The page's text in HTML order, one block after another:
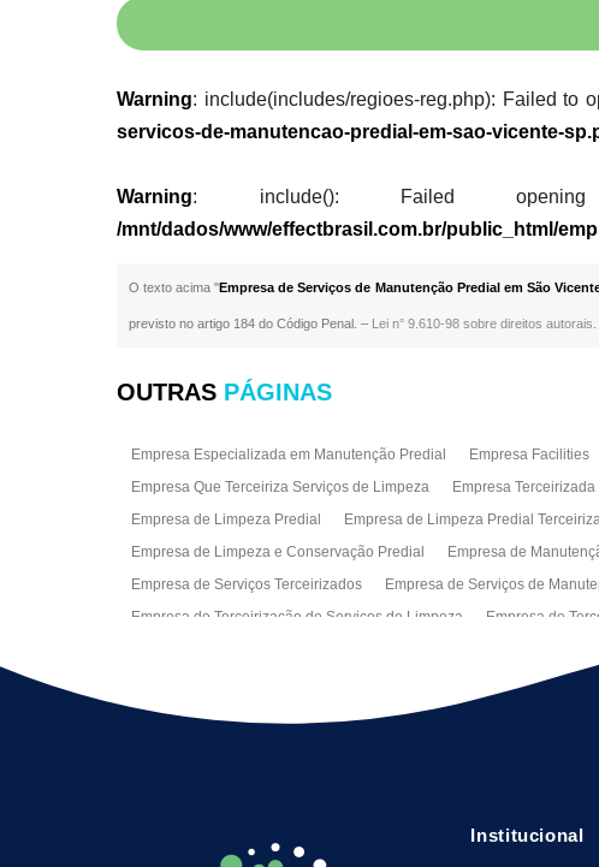
Warning: include(includes/regioes-reg.php): Failed to
servicos-de-manutencao-predial-em-sao-vicente-
Warning: include(): Failed opening
/mnt/dados/www/effectbrasil.com.br/public_html/
O texto acima "Empresa de Serviços de Manutenção Predial em São
previsto no artigo 184 do Código Penal. – Lei n° 9.610-98 sobre direitos autorais
OUTRAS PÁGINAS
Empresa Especializada em Manutenção Predial Empresa Facilities
Empresa Que Terceiriza Serviços de Limpeza
Empresa
Empresa de Limpeza Predial
Empresa de Limpeza Predial
Empresa de Limpeza e Conservação Predial
Empresa de
Empresa de Serviços Terceirizados
Empresa de Serviços de
Empresa de Terceirização de Serviços de Limpeza
Empresa de
Empresas de
Limpeza de
Serviço de Limpeza Empresarial
Serviço de Limpeza Predial
Institucional